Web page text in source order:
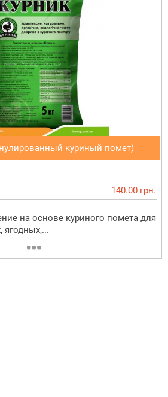
куриный помет)
140.00 грн.
на основе куриного помета для